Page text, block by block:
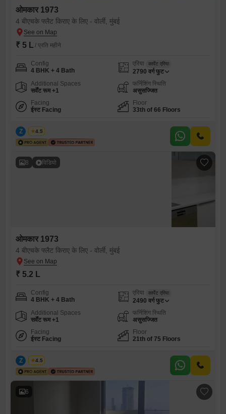
ओमकार 1973
4 बीएचके फ्लैट किराए के लिए - वोर्ली, मुंबई
₹ 5 L / प्रति महीने
Config
4 BHK + 4 Bath
एरिया कार्पेट एरिया
2790 वर्ग फुट
Additional Spaces
सर्वेंट रूम +1
फर्निशिंग स्थिति
असुसज्जित
Facing
ईस्ट Facing
Floor
33th of 66 Floors
Z Zeltro
4.5
8 विडियो
ओमकार 1973
4 बीएचके फ्लैट किराए के लिए - वोर्ली, मुंबई
₹ 5.2 L
Config
4 BHK + 4 Bath
एरिया कार्पेट एरिया
2490 वर्ग फुट
Additional Spaces
सर्वेंट रूम +1
फर्निशिंग स्थिति
असुसज्जित
Facing
ईस्ट Facing
Floor
21th of 75 Floors
Z Zeltro
4.5
6